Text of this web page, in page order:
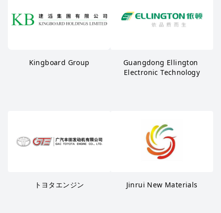
Kingboard Group
Guangdong Ellington
Electronic Technology
トヨタエンジン Jinrui New Materials